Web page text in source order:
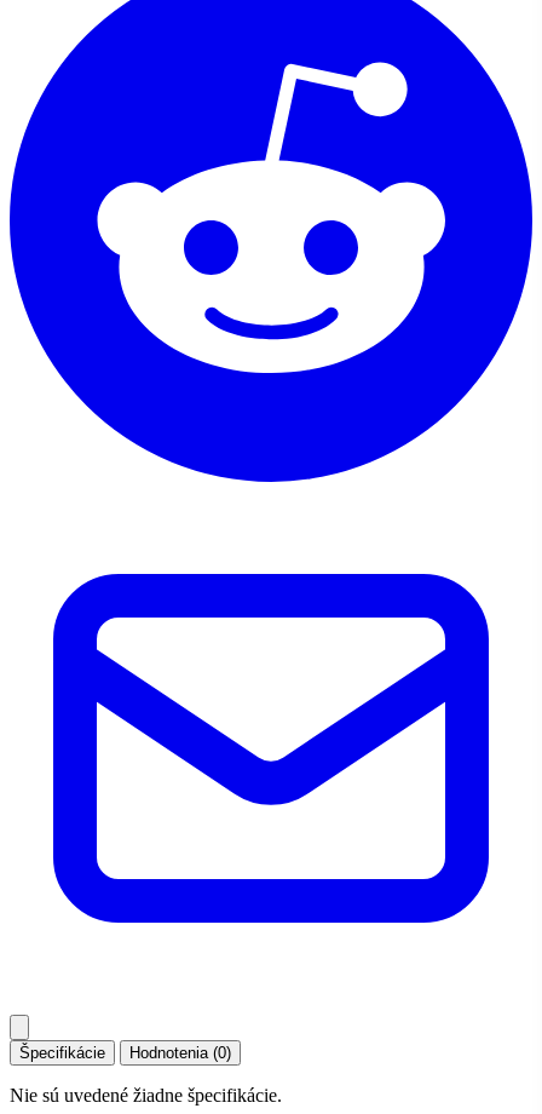
Špecifikácie Hodnotenia (0)
Nie sú uvedené žiadne špecifikácie.